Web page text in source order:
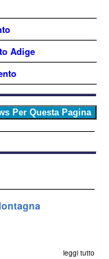
Adige
leggi tutto